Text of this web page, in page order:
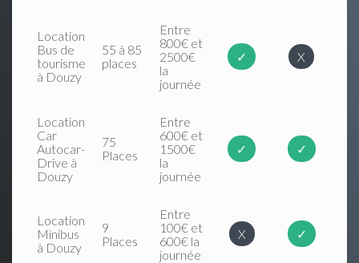
Location
Bus de
tourisme
à Douzy
55 à 85
places
Entre
800€ et
2500€
la
journée
✓ X
Location
Car
Autocar-
Drive à
Douzy
75
Places
Entre
600€ et
1500€
la
journée
✓ ✓
Location
Minibus
à Douzy
9
Places
Entre
100€ et
600€ la
journée
X ✓